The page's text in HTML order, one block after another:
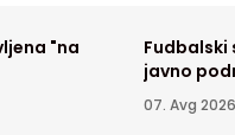
"na
Fudbalski
javno
FIFA
07. Avg